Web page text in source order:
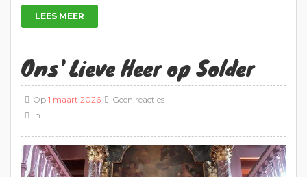
LEES MEER
Ons' Lieve Heer op Solder
Op 1 maart 2026
In
Geen reacties